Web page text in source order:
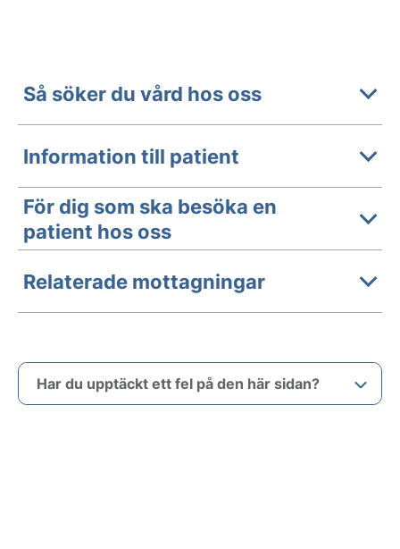
Så söker du vård hos oss
Information till patient
För dig som ska besöka en
patient hos oss
Relaterade mottagningar
Har du upptäckt ett fel på den här sidan?